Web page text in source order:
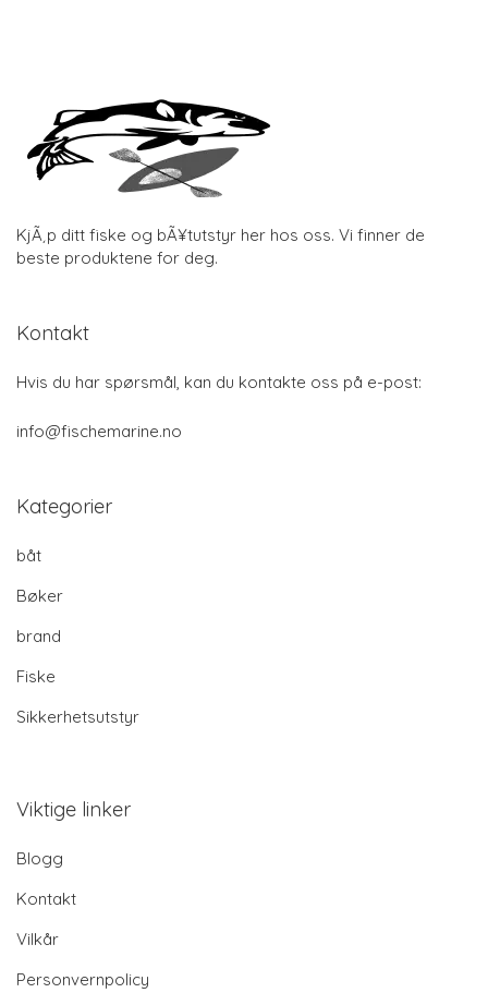
KjÃ¸p ditt fiske og bÃ¥tutstyr her hos oss. Vi finner de
beste produktene for deg.
Kontakt
Hvis du har spørsmål, kan du kontakte oss på e-post:
info@fischemarine.no
Kategorier
båt
Bøker
brand
Fiske
Sikkerhetsutstyr
Viktige linker
Blogg
Kontakt
Vilkår
Personvernpolicy